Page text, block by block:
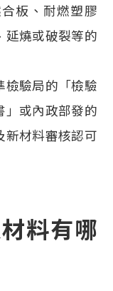
板、耐燃塑膠
延燒或破裂等的
檢驗局的「檢驗
」或內政部發的
新材料審核認可
料有哪